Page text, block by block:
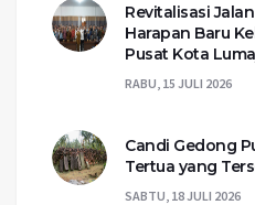
Revitalisasi
Harapan Baru
Pusat Kota
RABU, 15 JULI 2026
Candi Gedong
Tertua yang
SABTU, 18 JULI 2026